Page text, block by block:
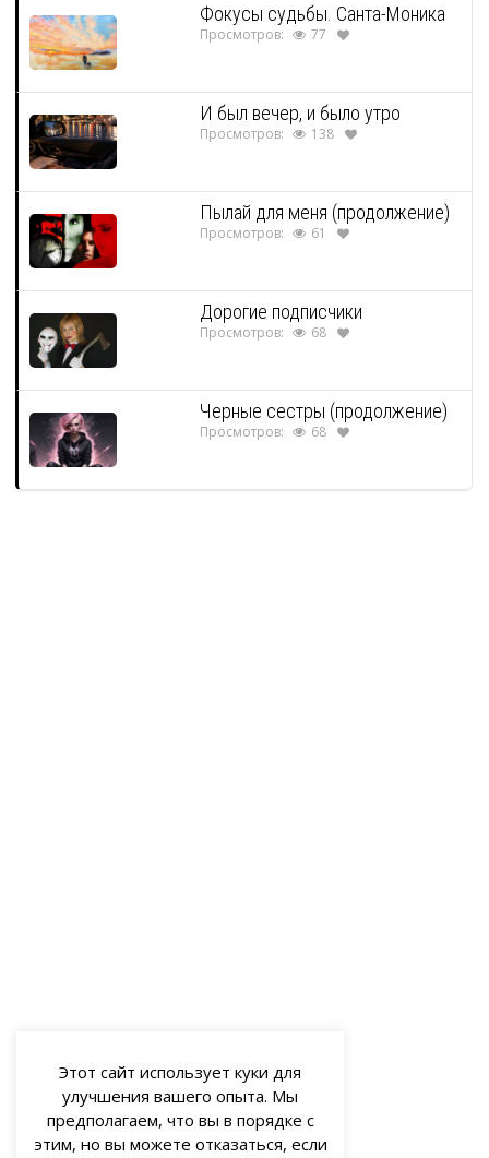
Фокусы судьбы. Санта-Моника
Просмотров: 77
И был вечер, и было утро
Просмотров: 138
Пылай для меня (продолжение)
Просмотров: 61
Дорогие подписчики
Просмотров: 68
Черные сестры (продолжение)
Просмотров: 68
Этот сайт использует куки для
улучшения вашего опыта. Мы
предполагаем, что вы в порядке с
этим, но вы можете отказаться, если